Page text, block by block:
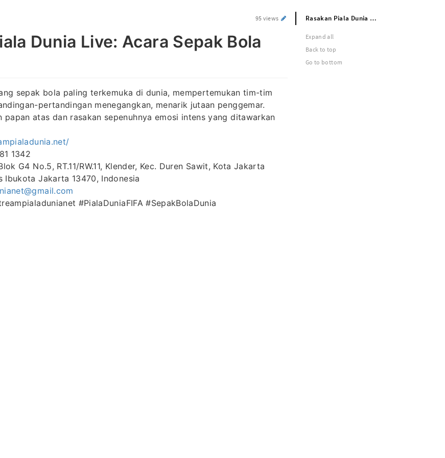
95 views
Dunia Live: Acara Sepak Bola
sepak bola paling terkemuka di dunia, mempertemukan tim-tim
pertandingan menegangkan, menarik jutaan penggemar.
papan atas dan rasakan sepenuhnya emosi intens yang ditawarkan
1342
G4 No.5, RT.11/RW.11, Klender, Kec. Duren Sawit, Kota Jakarta
Ibukota Jakarta 13470, Indonesia
#PialaDuniaFIFA #SepakBolaDunia
Rasakan Piala Dunia Live: Acara Sepak Bola Terbaik
Expand all
Back to top
Go to bottom